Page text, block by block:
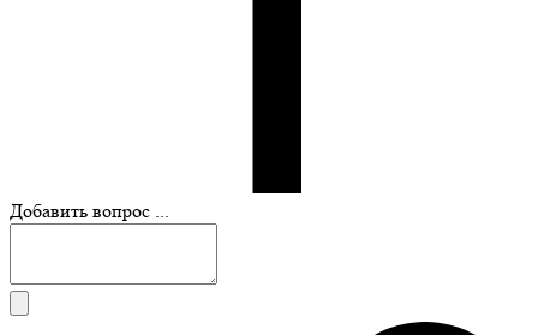
Добавить вопрос ...